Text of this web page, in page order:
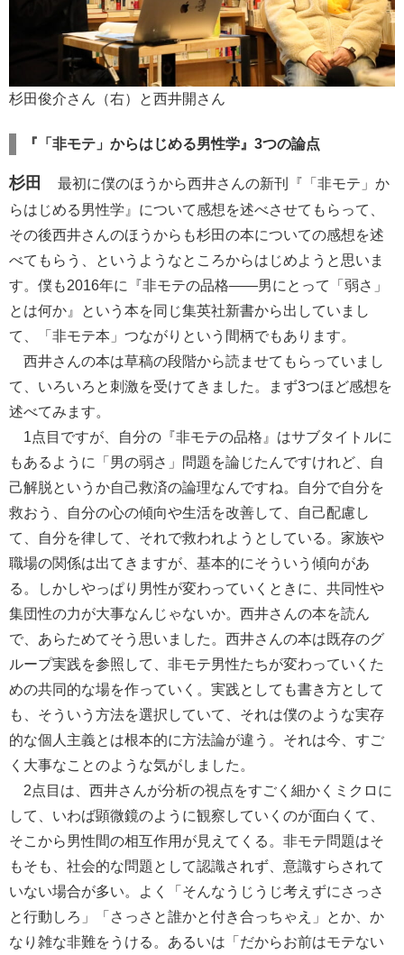
杉田俊介さん（右）と西井開さん
『「非モテ」からはじめる男性学』3つの論点
杉田 最初に僕のほうから西井さんの新刊『「非モテ」か
らはじめる男性学』について感想を述べさせてもらって、
その後西井さんのほうからも杉田の本についての感想を述
べてもらう、というようなところからはじめようと思いま
す。僕も2016年に『非モテの品格――男にとって「弱さ」
とは何か』という本を同じ集英社新書から出していまし
て、「非モテ本」つながりという間柄でもあります。
西井さんの本は草稿の段階から読ませてもらっていまし
て、いろいろと刺激を受けてきました。まず3つほど感想を
述べてみます。
1点目ですが、自分の『非モテの品格』はサブタイトルに
もあるように「男の弱さ」問題を論じたんですけれど、自
己解脱というか自己救済の論理なんですね。自分で自分を
救おう、自分の心の傾向や生活を改善して、自己配慮し
て、自分を律して、それで救われようとしている。家族や
職場の関係は出てきますが、基本的にそういう傾向があ
る。しかしやっぱり男性が変わっていくときに、共同性や
集団性の力が大事なんじゃないか。西井さんの本を読ん
で、あらためてそう思いました。西井さんの本は既存のグ
ループ実践を参照して、非モテ男性たちが変わっていくた
めの共同的な場を作っていく。実践としても書き方として
も、そういう方法を選択していて、それは僕のような実存
的な個人主義とは根本的に方法論が違う。それは今、すご
く大事なことのような気がしました。
2点目は、西井さんが分析の視点をすごく細かくミクロに
して、いわば顕微鏡のように観察していくのが面白くて、
そこから男性間の相互作用が見えてくる。非モテ問題はそ
もそも、社会的な問題として認識されず、意識すらされて
いない場合が多い。よく「そんなうじうじ考えずにさっさ
と行動しろ」「さっさと誰かと付き合っちゃえ」とか、か
なり雑な非難をうける。あるいは「だからお前はモテない